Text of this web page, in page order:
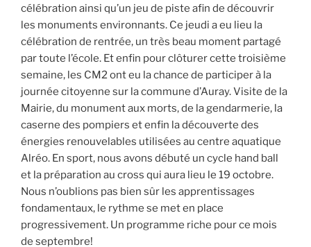
célébration ainsi qu’un jeu de piste afin de découvrir
les monuments environnants. Ce jeudi a eu lieu la
célébration de rentrée, un très beau moment partagé
par toute l’école. Et enfin pour clôturer cette troisième
semaine, les CM2 ont eu la chance de participer à la
journée citoyenne sur la commune d’Auray. Visite de la
Mairie, du monument aux morts, de la gendarmerie, la
caserne des pompiers et enfin la découverte des
énergies renouvelables utilisées au centre aquatique
Alréo. En sport, nous avons débuté un cycle hand ball
et la préparation au cross qui aura lieu le 19 octobre.
Nous n’oublions pas bien sûr les apprentissages
fondamentaux, le rythme se met en place
progressivement. Un programme riche pour ce mois
de septembre!